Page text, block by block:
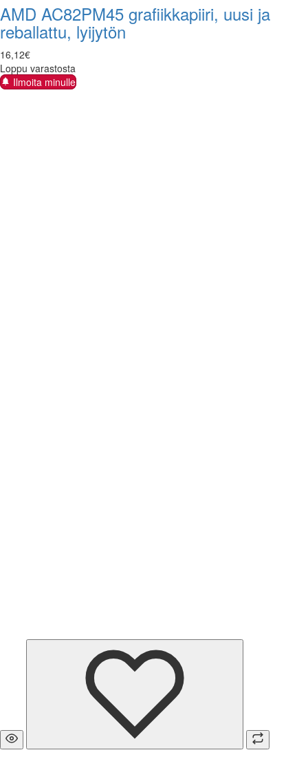
AMD AC82PM45 grafiikkapiiri, uusi ja
reballattu, lyijytön
16,12€
Loppu varastosta
Ilmoita minulle